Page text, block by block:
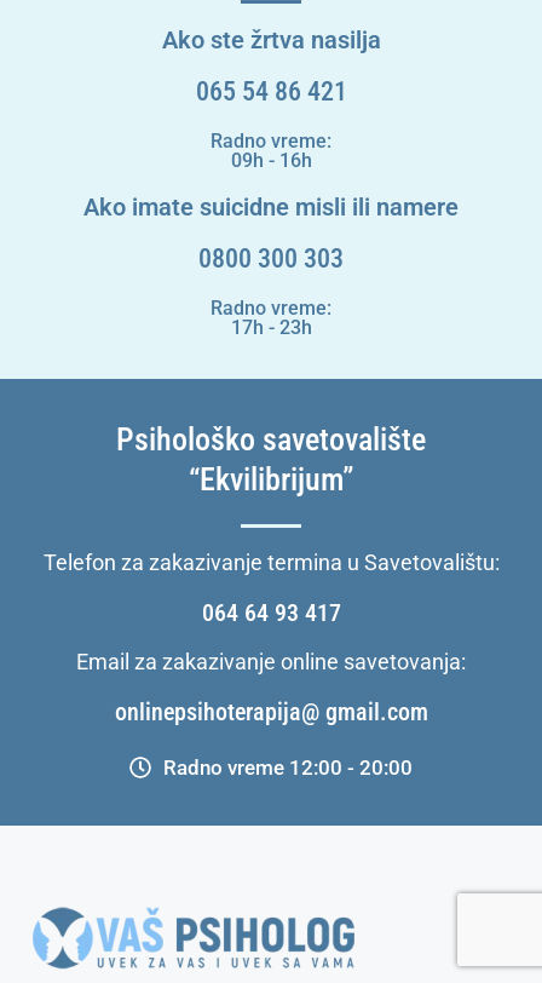
Ako ste žrtva nasilja
065 54 86 421
Radno vreme:
09h - 16h
Ako imate suicidne misli ili namere
0800 300 303
Radno vreme:
17h - 23h
Psihološko savetovalište
“Ekvilibrijum”
Telefon za zakazivanje termina u Savetovalištu:
064 64 93 417
Email za zakazivanje online savetovanja:
onlinepsihoterapija@ gmail.com
Radno vreme 12:00 - 20:00